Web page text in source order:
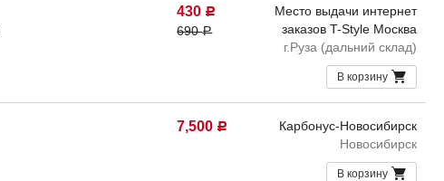
430 Р
690Р
Место выдачи интернет
заказов T-Style Москва
г.Руза (дальний склад)
В корзину
7,500 Р
Карбонус-Новосибирск
Новосибирск
В корзину